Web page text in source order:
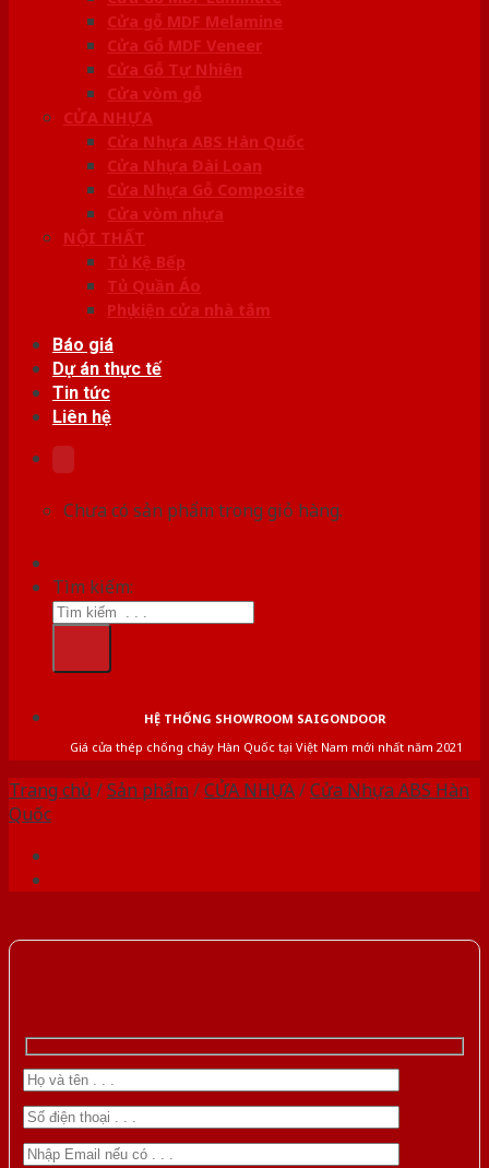
Cửa gỗ MDF Melamine
Cửa Gỗ MDF Veneer
Cửa Gỗ Tự Nhiên
Cửa vòm gỗ
CỬA NHỰA
Cửa Nhựa ABS Hàn Quốc
Cửa Nhựa Đài Loan
Cửa Nhựa Gỗ Composite
Cửa vòm nhựa
NỘI THẤT
Tủ Kệ Bếp
Tủ Quần Áo
Phụ kiện cửa nhà tắm
Báo giá
Dự án thực tế
Tin tức
Liên hệ
Chưa có sản phẩm trong giỏ hàng.
Tìm kiếm:
HỆ THỐNG SHOWROOM SAIGONDOOR
Giá cửa thép chống cháy Hàn Quốc tại Việt Nam mới nhất năm 2021
Trang chủ /Sản phẩm /CỬA NHỰA/Cửa Nhựa ABS Hàn
Quốc